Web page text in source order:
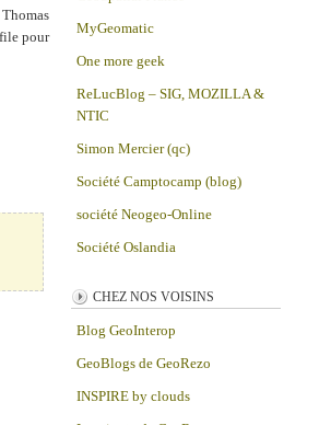
pour
MyGeomatic
One more geek
ReLucBlog – SIG, MOZILLA &
NTIC
Simon Mercier (qc)
Société Camptocamp (blog)
société Neogeo-Online
Société Oslandia
CHEZ NOS VOISINS
Blog GeoInterop
GeoBlogs de GeoRezo
INSPIRE by clouds